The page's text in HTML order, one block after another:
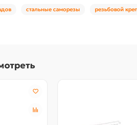
стальные саморезы резьбовой